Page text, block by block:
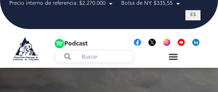
Precio interno de referencia: $2.270.000 Bolsa de NY: $335,55 Tasa de
ES
Podcast